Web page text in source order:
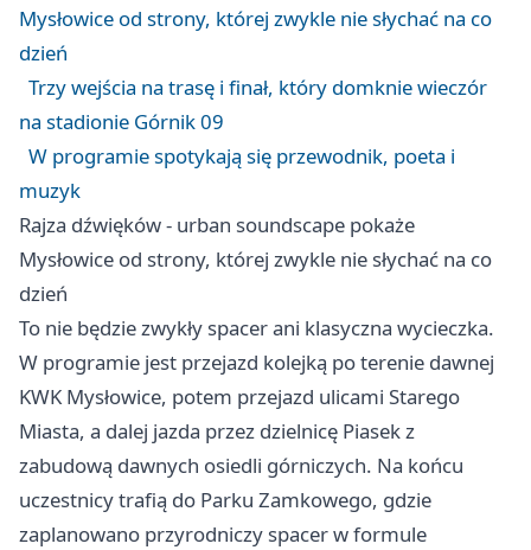
Mysłowice od strony, której zwykle nie słychać na co
dzień
Trzy wejścia na trasę i finał, który domknie wieczór
na stadionie Górnik 09
W programie spotykają się przewodnik, poeta i
muzyk
Rajza dźwięków - urban soundscape pokaże
Mysłowice od strony, której zwykle nie słychać na co
dzień
To nie będzie zwykły spacer ani klasyczna wycieczka.
W programie jest przejazd kolejką po terenie dawnej
KWK Mysłowice, potem przejazd ulicami Starego
Miasta, a dalej jazda przez dzielnicę Piasek z
zabudową dawnych osiedli górniczych. Na końcu
uczestnicy trafią do Parku Zamkowego, gdzie
zaplanowano przyrodniczy spacer w formule